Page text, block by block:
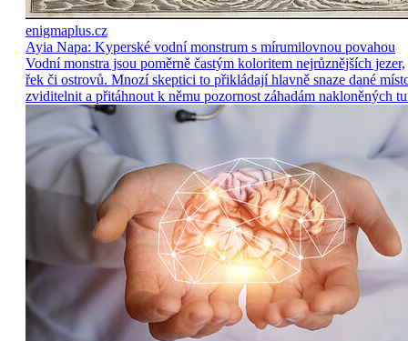
enigmaplus.cz
Ayia Napa: Kyperské vodní monstrum s mírumilovnou povahou
Vodní monstra jsou poměrně častým koloritem nejrůznějších jezer,
řek či ostrovů. Mnozí skeptici to přikládají hlavně snaze dané
zviditelnit a přitáhnout k němu pozornost záhadám nakloněných